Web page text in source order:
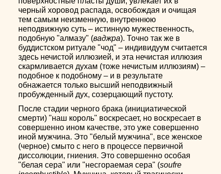
черный хоровод распада, освобождая и очищая
тем самым неизменную, внутреннюю
неподвижную суть – истинную мужественность,
подобную "алмазу" (ваджра). Точно так же в
буддистском ритуале "чод" – индивидуум считается
здесь нечистой иллюзией, и эта нечистая иллюзия
скармливается духам (тоже нечистым иллюзиям) –
подобное к подобному – и в результате
обнажается только высший неподвижный
пробужденный дух, созерцающий пустоту.
После стадии черного брака (инициатической
смерти) "наш король" воскресает, но воскресает в
совершенно ином качестве, это уже совершенно
иной мужчина. Это "белый мужчина", все женское
(черное) смыто с него в процессе первичной
диссолюции, гниения. Это совершенно особая
"белая сера" или "несгораемая сера" (soufre